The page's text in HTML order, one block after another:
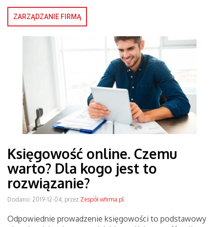
ZARZĄDZANIE FIRMĄ
Księgowość online. Czemu
warto? Dla kogo jest to
rozwiązanie?
Dodano: 2019-12-04, przez Zespół wfirma.pl
Odpowiednie prowadzenie księgowości to podstawowy